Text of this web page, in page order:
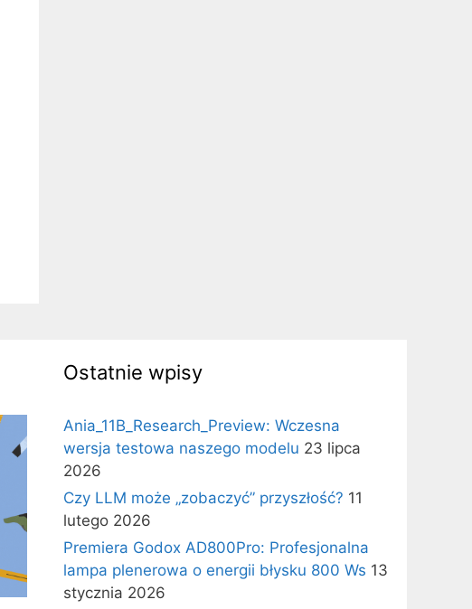
Ostatnie wpisy
Ania_11B_Research_Preview: Wczesna
wersja testowa naszego modelu 23 lipca
2026
Czy LLM może „zobaczyć” przyszłość? 11
lutego 2026
Premiera Godox AD800Pro: Profesjonalna
lampa plenerowa o energii błysku 800 Ws 13
stycznia 2026